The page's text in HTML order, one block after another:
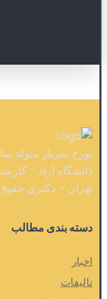
دانشگاه آزاد -
تهران - دکتری
دسته بندی مطالب
اخبار
تالیفات